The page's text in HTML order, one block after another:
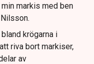
markis med ben
krögarna i
riva bort markiser,
av